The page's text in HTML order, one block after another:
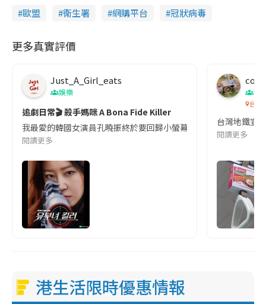
歐盟
衞生署 網購平台 冠狀病毒
更多真實評價
Just_A_Girl_eats
娛樂
追劇日常🎬 殺手媽咪 A Bona Fide Killer
我最愛的韓國女演員孔曉振終於要回歸小螢幕啦!這次的劇本改編
閱讀更多
co
吹
台灣
台灣地鐵宣
閱讀更多
港生活限時優惠情報